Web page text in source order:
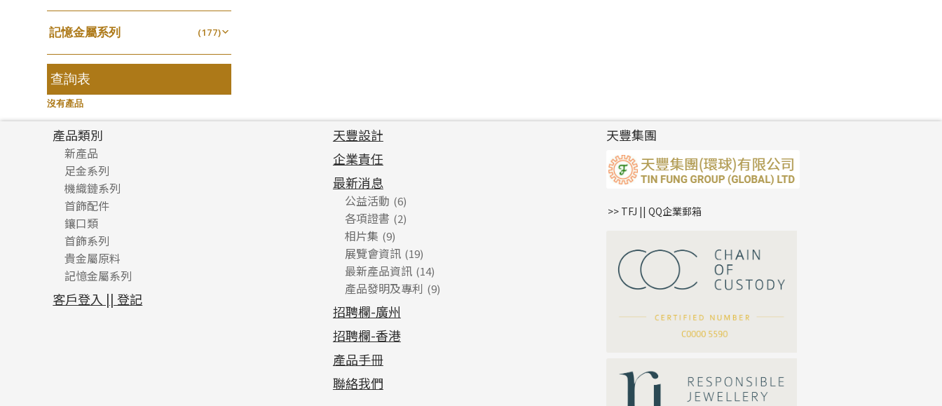
鑲口戒指 (16)
鑲口手鏈系列 (146)
空心耳環 (27)
空心车花管首饰链 (15)
空心手鐲系列 (8)
牛仔鏈
千足金 (18)
記憶金屬系列 (177)
記憶戒指 (30)
拉簧珠珠手鏈
記憶鈦手鐲
查詢表
沒有產品
*你的名字
公司名稱
產品類別
新產品
足金系列
足金配件
機織鏈系列
珠仔鏈
镶口链
管狀網鏈
十字車花鏈系列
十字閃O鏈系列
十字錘打鏈系列
側身車花鏈系列
首飾配件
耳環類配件
卷迫系列
螺絲迫系列
梅花迫系列
平臺迫系列
綫拍系列
鏈類配件
動感車花吊墜
調節珠系列
生圈扣系列
龍蝦扣系列
其他類配件
珠盤系列
袖口鈕系列
焊片及鐳射綫
珠類配件
無孔光身珠
空心光身珠
鑲口類
四爪頭系列
六爪頭系列
車花片
動感車花片
鑲口戒指
首飾系列
手镯系列
戒指系列
空心耳環
空心车花管首饰链
貴金屬原料
千足金
記憶金屬系列
記憶戒指
拉簧珠珠手鏈
客戶登入 || 登記
天豐設計
企業責任
最新消息
公益活動 (6)
各項證書 (2)
相片集 (9)
展覽會資訊 (19)
最新產品資訊 (14)
產品發明及專利 (9)
招聘欄-廣州
招聘欄-香港
產品手冊
聯絡我們
天豐集團
>> TFJ || QQ企業郵箱